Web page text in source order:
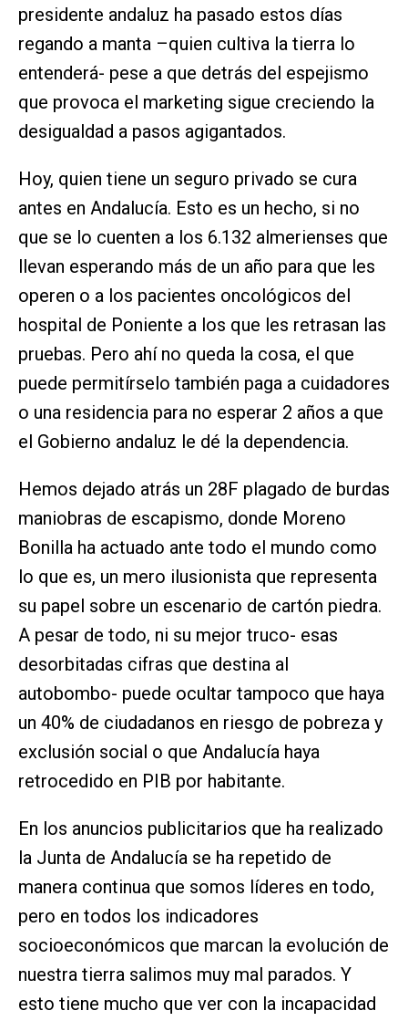
presidente andaluz ha pasado estos días
regando a manta –quien cultiva la tierra lo
entenderá- pese a que detrás del espejismo
que provoca el marketing sigue creciendo la
desigualdad a pasos agigantados.
Hoy, quien tiene un seguro privado se cura
antes en Andalucía. Esto es un hecho, si no
que se lo cuenten a los 6.132 almerienses que
llevan esperando más de un año para que les
operen o a los pacientes oncológicos del
hospital de Poniente a los que les retrasan las
pruebas. Pero ahí no queda la cosa, el que
puede permitírselo también paga a cuidadores
o una residencia para no esperar 2 años a que
el Gobierno andaluz le dé la dependencia.
Hemos dejado atrás un 28F plagado de burdas
maniobras de escapismo, donde Moreno
Bonilla ha actuado ante todo el mundo como
lo que es, un mero ilusionista que representa
su papel sobre un escenario de cartón piedra.
A pesar de todo, ni su mejor truco- esas
desorbitadas cifras que destina al
autobombo- puede ocultar tampoco que haya
un 40% de ciudadanos en riesgo de pobreza y
exclusión social o que Andalucía haya
retrocedido en PIB por habitante.
En los anuncios publicitarios que ha realizado
la Junta de Andalucía se ha repetido de
manera continua que somos líderes en todo,
pero en todos los indicadores
socioeconómicos que marcan la evolución de
nuestra tierra salimos muy mal parados. Y
esto tiene mucho que ver con la incapacidad